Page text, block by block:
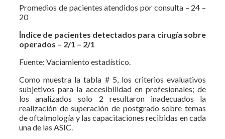
Promedios de pacientes atendidos por consulta – 24 –
20
Índice de pacientes detectados para cirugía sobre
operados – 2/1 – 2/1
Fuente: Vaciamiento estadístico.
Como muestra la tabla # 5, los criterios evaluativos
subjetivos para la accesibilidad en profesionales; de
los analizados solo 2 resultaron inadecuados la
realización de superación de postgrado sobre temas
de oftalmología y las capacitaciones recibidas en cada
una de las ASIC.